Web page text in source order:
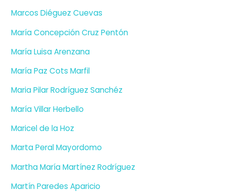
Marcos Diéguez Cuevas
María Concepción Cruz Pentón
María Luisa Arenzana
María Paz Cots Marfil
Maria Pilar Rodríguez Sanchéz
María Villar Herbello
Maricel de la Hoz
Marta Peral Mayordomo
Martha María Martínez Rodríguez
Martín Paredes Aparicio